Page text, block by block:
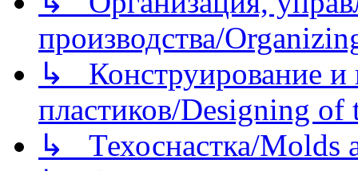
производства/
↳ Конструирование и
пластиков/Designing of
↳ Техоснастка/Molds